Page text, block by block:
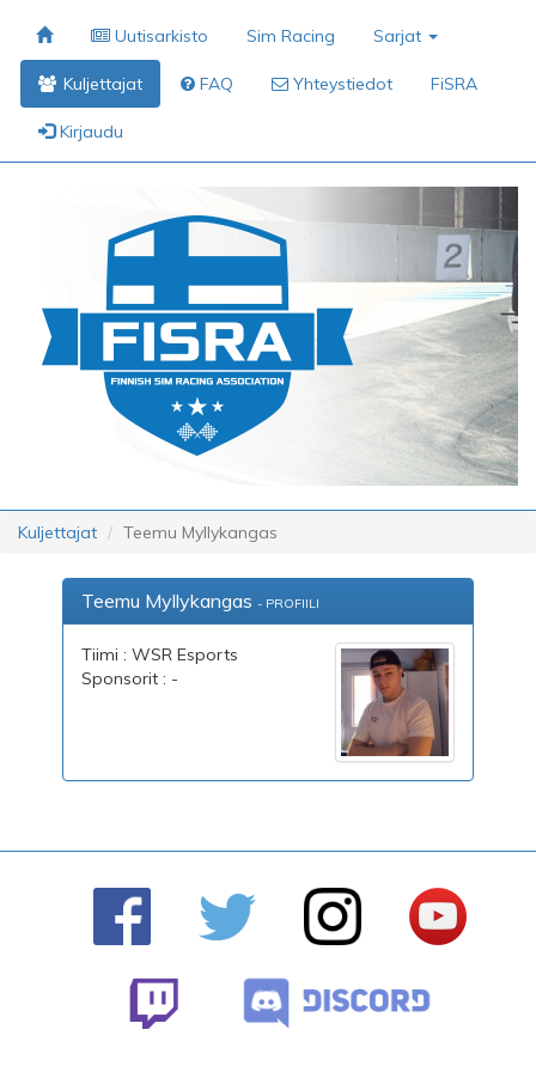
Uutisarkisto Sim Racing Sarjat
Kuljettajat FAQ Yhteystiedot FiSRA
Kirjaudu
Kuljettajat Teemu Myllykangas
Teemu Myllykangas - PROFIILI
Tiimi : WSR Esports
Sponsorit : -